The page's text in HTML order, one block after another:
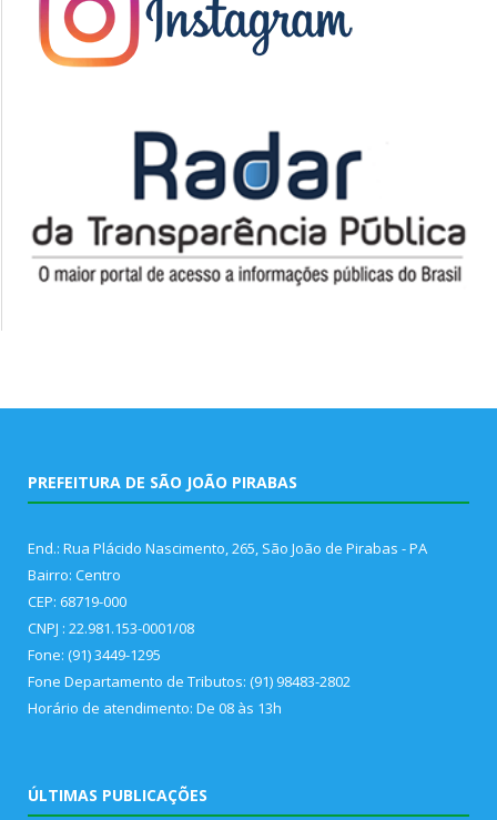
PREFEITURA DE SÃO JOÃO PIRABAS
End.: Rua Plácido Nascimento, 265, São João de Pirabas - PA
Bairro: Centro
CEP: 68719-000
CNPJ : 22.981.153-0001/08
Fone: (91) 3449-1295
Fone Departamento de Tributos: (91) 98483-2802
Horário de atendimento: De 08 às 13h
ÚLTIMAS PUBLICAÇÕES